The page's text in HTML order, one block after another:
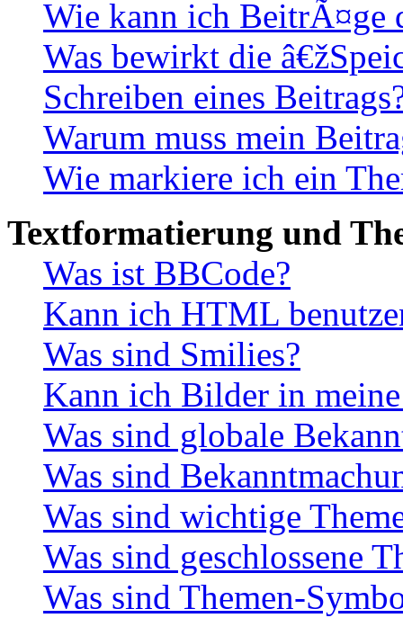
Wie kann ich BeitrÃ¤ge
Was bewirkt die
Schreiben eines
Warum muss mein
Wie markiere ich ein
Textformatierung und
Was ist BBCode?
Kann ich HTML
Was sind Smilies?
Kann ich Bilder in
Was sind globale
Was sind
Was sind wichtige
Was sind geschlossene
Was sind Themen-